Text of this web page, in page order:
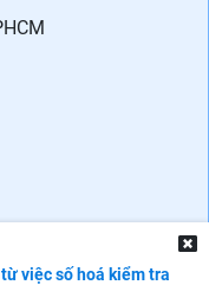
việc số hoá kiểm tra